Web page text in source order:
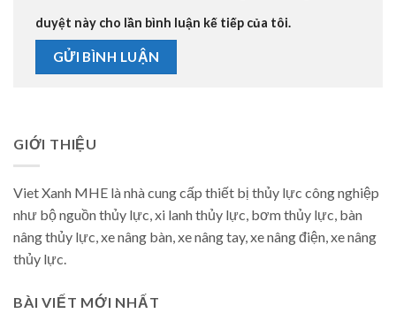
duyệt này cho lần bình luận kế tiếp của tôi.
GIỚI THIỆU
Viet Xanh MHE là nhà cung cấp thiết bị thủy lực công nghiệp
như bộ nguồn thủy lực, xi lanh thủy lực, bơm thủy lực, bàn
nâng thủy lực, xe nâng bàn, xe nâng tay, xe nâng điện, xe nâng
thủy lực.
BÀI VIẾT MỚI NHẤT